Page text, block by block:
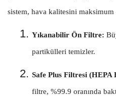
sistem, hava kalitesini maksimum
Yıkanabilir Ön Filtre:
partikülleri temizler.
Safe Plus Filtresi (HEPA
filtre, %99.9 oranında